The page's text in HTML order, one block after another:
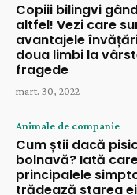
Copiii bilingvi
altfel! Vezi care
avantajele
doua limbi la
fragede
mart. 30, 2022
Animale de companie
Cum știi dacă
bolnavă? Iată
principalele
trădează starea